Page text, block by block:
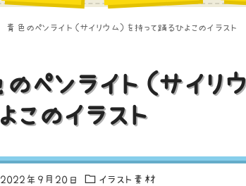
青色のペンライト（サイリウム）を持って踊るひよこのイラスト
ペンライト（サイリ
このイラスト
2022年9月20日 イラスト素材